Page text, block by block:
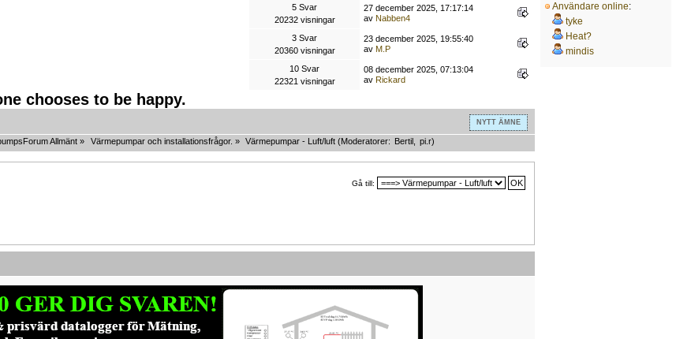
5 Svar
20232 visningar
27 december 2025, 17:17:14
av Nabben4
3 Svar
20360 visningar
23 december 2025, 19:55:40
av M.P
10 Svar
22321 visningar
08 december 2025, 07:13:04
av Rickard
chooses to be happy.
NYTT ÄMNE
Allmänt » Värmepumpar och installationsfrågor. » Värmepumpar - Luft/luft(Moderatorer: Bertil, pi.r)
Gå till:
Användare online:
tyke
Heat?
mindis